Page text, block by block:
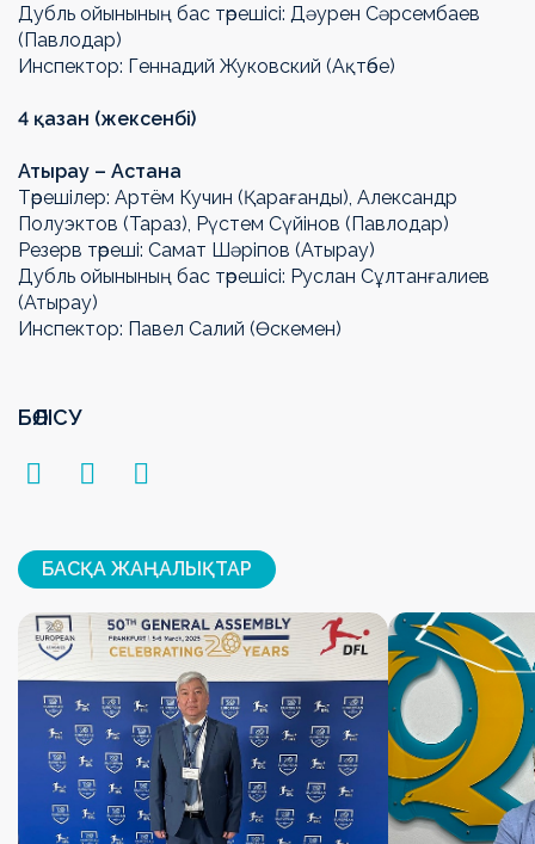
Дубль ойынының бас төрешісі: Дәурен Сәрсембаев
(Павлодар)
Инспектор: Геннадий Жуковский (Ақтөбе)
4 қазан (жексенбі)
Атырау – Астана
Төрешілер: Артём Кучин (Қарағанды), Александр
Полуэктов (Тараз), Рүстем Сүйінов (Павлодар)
Резерв төреші: Самат Шәріпов (Атырау)
Дубль ойынының бас төрешісі: Руслан Сұлтанғалиев
(Атырау)
Инспектор: Павел Салий (Өскемен)
БӨЛІСУ
БАСҚА ЖАҢАЛЫҚТАР